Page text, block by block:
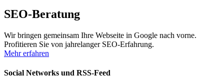
SEO-Beratung
Wir bringen gemeinsam Ihre Webseite in Google nach vorne.
Profitieren Sie von jahrelanger SEO-Erfahrung.
Mehr erfahren
Social Networks und RSS-Feed